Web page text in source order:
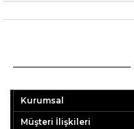
Kurumsal
Müşteri İlişkileri